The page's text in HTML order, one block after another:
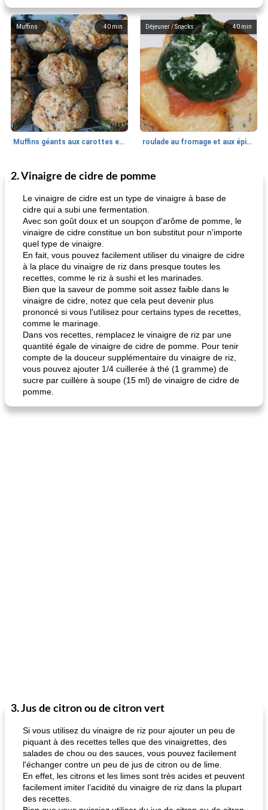
40 min
Muffins
Muffins géants aux carottes et à la banane de Nif
40 min
Déjeuner / Snacks
roulade au fromage et aux épinards
30 min
Marques de confiance: recettes et
fiesta tostadas
Viande et volaille
le méga's jopp joes
2. Vinaigre de cidre de pomme
Le vinaigre de cidre est un type de vinaigre à base de
cidre qui a subi une fermentation.
Avec son goût doux et un soupçon d'arôme de pomme, le
vinaigre de cidre constitue un bon substitut pour n'importe
quel type de vinaigre.
En fait, vous pouvez facilement utiliser du vinaigre de cidre
à la place du vinaigre de riz dans presque toutes les
recettes, comme le riz à sushi et les marinades.
Bien que la saveur de pomme soit assez faible dans le
vinaigre de cidre, notez que cela peut devenir plus
prononcé si vous l'utilisez pour certains types de recettes,
comme le marinage.
Dans vos recettes, remplacez le vinaigre de riz par une
quantité égale de vinaigre de cidre de pomme. Pour tenir
compte de la douceur supplémentaire du vinaigre de riz,
vous pouvez ajouter 1/4 cuillerée à thé (1 gramme) de
sucre par cuillère à soupe (15 ml) de vinaigre de cidre de
pomme.
3. Jus de citron ou de citron vert
Si vous utilisez du vinaigre de riz pour ajouter un peu de
piquant à des recettes telles que des vinaigrettes, des
salades de chou ou des sauces, vous pouvez facilement
l'échanger contre un peu de jus de citron ou de lime.
En effet, les citrons et les limes sont très acides et peuvent
facilement imiter l’acidité du vinaigre de riz dans la plupart
des recettes.